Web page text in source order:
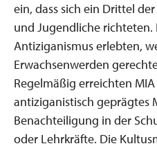
ein, dass sich ein Drittel
und Jugendliche
Antiziganismus erlebten,
Erwachsenwerden
Regelmäßig erreichten
antiziganistisch geprägtes
Benachteiligung in der
oder Lehrkräfte. Die